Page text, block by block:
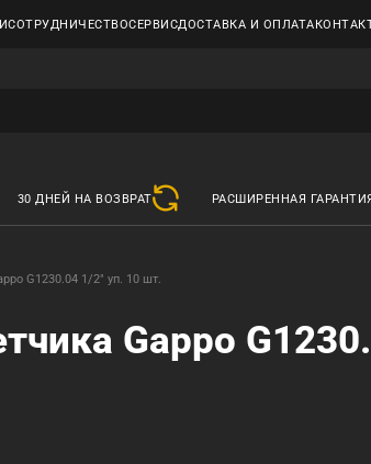
СОТРУДНИЧЕСТВОСЕРВИСДОСТАВКА И ОПЛАТА
30 ДНЕЙ НА ВОЗВРАТ РАСШИРЕННАЯ
G1230.04 1/2" уп. 10 шт.
Gappo